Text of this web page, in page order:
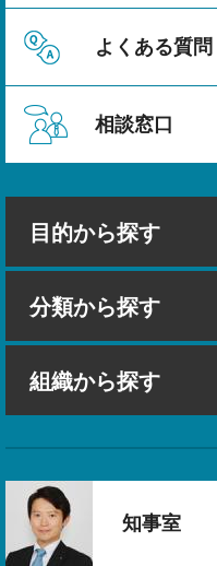
よくある質問
相談窓口
目的から探す
分類から探す
組織から探す
知事室